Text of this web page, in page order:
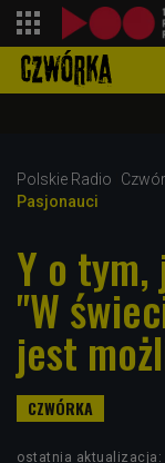
Polskie Radio
Pasjonauci
Y o
"W
jest
ostatnia aktualizacja: